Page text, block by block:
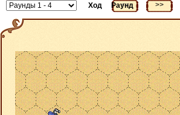
<< >>
Ход Раунд